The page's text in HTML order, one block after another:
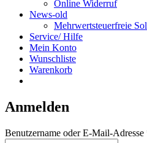
Online Widerruf
News-old
Mehrwertsteuerfreie
Service/ Hilfe
Mein Konto
Wunschliste
Warenkorb
Anmelden
Benutzername oder E-Mail-Adresse